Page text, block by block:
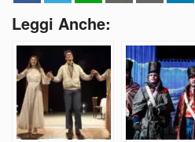
Leggi Anche: